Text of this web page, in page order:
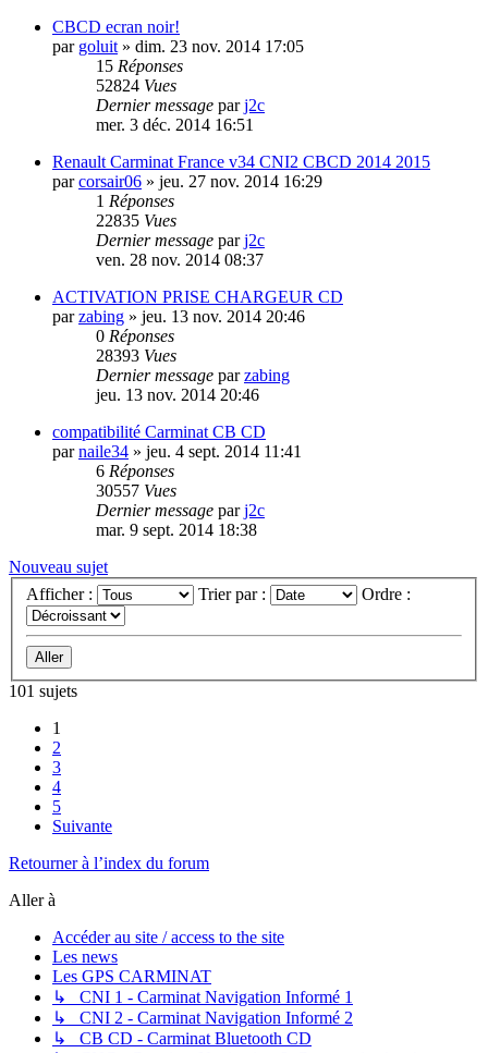
CBCD ecran noir!
par goluit » dim. 23 nov. 2014 17:05
15 Réponses
52824 Vues
Dernier message parj2c
mer. 3 déc. 2014 16:51
Renault Carminat France v34 CNI2 CBCD 2014 2015
parcorsair06 » jeu. 27 nov. 2014 16:29
1 Réponses
22835 Vues
Dernier message parj2c
ven. 28 nov. 2014 08:37
ACTIVATION PRISE CHARGEUR CD
parzabing » jeu. 13 nov. 2014 20:46
0 Réponses
28393 Vues
Dernier message parzabing
jeu. 13 nov. 2014 20:46
compatibilité Carminat CB CD
parnaile34 » jeu. 4 sept. 2014 11:41
6 Réponses
30557 Vues
Dernier message parj2c
mar. 9 sept. 2014 18:38
Nouveau sujet
Afficher :
Trier par : Ordre :
101 sujets
1
2
3
4
5
Suivante
Retourner à l’index du forum
Aller à
Accéder au site / access to the site
Les news
Les GPS CARMINAT
↳ CNI 1 - Carminat Navigation Informé 1
↳ CNI 2 - Carminat Navigation Informé 2
↳ CB CD - Carminat Bluetooth CD